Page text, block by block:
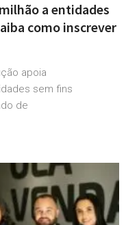
a entidades
como inscrever
apoia
sem fins
de